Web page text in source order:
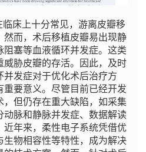
床上十分常见，游离皮瓣移
然而，术后移植皮瓣易出现静
阻塞等血液循环并发症。这类
威胁皮瓣的存活。因此，及时
发症对于优化术后治疗方
要意义。尽管目前已经开发
，但仍存在重大缺陷，如采集
动脉和静脉并发症、数据解读
近年来，柔性电子系统凭借优
生物相容性等特性，成为解决